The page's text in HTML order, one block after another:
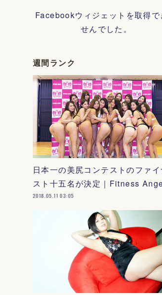
Facebookウィジェットを取得で
せんでした。
週間ランク
日本一の美尻コンテストのファイ
スト十五名が決定｜Fitness
2018.05.11 03:05